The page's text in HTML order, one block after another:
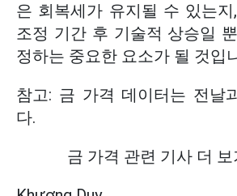
은 회복세가 유지될 수 있는
조정 기간 후 기술적 상승일
정하는 중요한 요소가 될 것입
참고: 금 가격 데이터는 전날
다.
금 가격 관련 기사 더 보